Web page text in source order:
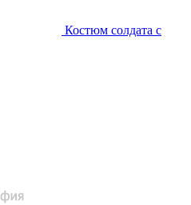
Костюм солдата с